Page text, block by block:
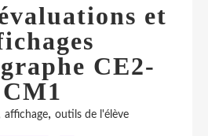
et
CE2-
CM1
affichage, outils de l'élève